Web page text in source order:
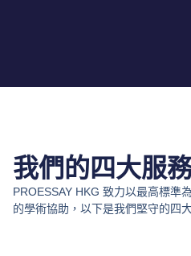
我們的四大服
PROESSAY HKG 致力以最高標準
的學術協助，以下是我們堅守的四